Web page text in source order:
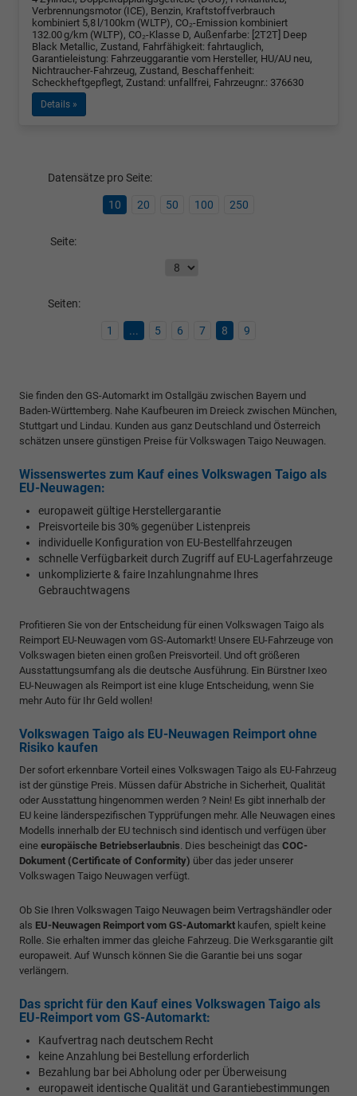
Verbrennungsmotor (ICE), Benzin, Kraftstoffverbrauch
kombiniert 5,8 l/100km (WLTP), CO₂-Emission kombiniert
132.00 g/km (WLTP), CO₂-Klasse D, Außenfarbe: [2T2T] Deep
Black Metallic, Zustand, Fahrfähigkeit: fahrtauglich,
Garantieleistung: Fahrzeuggarantie vom Hersteller, HU/AU neu,
Nichtraucher-Fahrzeug, Zustand, Beschaffenheit:
Scheckheftgepflegt, Zustand: unfallfrei, Fahrzeugnr.: 376630
Details »
Datensätze pro Seite:
10 20 50 100 250
Seite:
Seiten:
1 ... 5 6 7 8 9
Sie finden den GS-Automarkt im Ostallgäu zwischen Bayern und
Baden-Württemberg. Nahe Kaufbeuren im Dreieck zwischen München,
Stuttgart und Lindau. Kunden aus ganz Deutschland und Österreich
schätzen unsere günstigen Preise für Volkswagen Taigo Neuwagen.
Wissenswertes zum Kauf eines Volkswagen Taigo als
EU-Neuwagen:
europaweit gültige Herstellergarantie
Preisvorteile bis 30% gegenüber Listenpreis
individuelle Konfiguration von EU-Bestellfahrzeugen
schnelle Verfügbarkeit durch Zugriff auf EU-Lagerfahrzeuge
unkomplizierte & faire Inzahlungnahme Ihres
Gebrauchtwagens
Profitieren Sie von der Entscheidung für einen Volkswagen Taigo als
Reimport EU-Neuwagen vom GS-Automarkt! Unsere EU-Fahrzeuge von
Volkswagen bieten einen großen Preisvorteil. Und oft größeren
Ausstattungsumfang als die deutsche Ausführung. Ein Bürstner Ixeo
EU-Neuwagen als Reimport ist eine kluge Entscheidung, wenn Sie
mehr Auto für Ihr Geld wollen!
Volkswagen Taigo als EU-Neuwagen Reimport ohne
Risiko kaufen
Der sofort erkennbare Vorteil eines Volkswagen Taigo als EU-Fahrzeug
ist der günstige Preis. Müssen dafür Abstriche in Sicherheit, Qualität
oder Ausstattung hingenommen werden ? Nein! Es gibt innerhalb der
EU keine länderspezifischen Typprüfungen mehr. Alle Neuwagen eines
Modells innerhalb der EU technisch sind identisch und verfügen über
eine europäische Betriebserlaubnis . Dies bescheinigt das COC-
Dokument (Certificate of Conformity) über das jeder unserer
Volkswagen Taigo Neuwagen verfügt.
Ob Sie Ihren Volkswagen Taigo Neuwagen beim Vertragshändler oder
als EU-Neuwagen Reimport vom GS-Automarkt kaufen, spielt keine
Rolle. Sie erhalten immer das gleiche Fahrzeug. Die Werksgarantie gilt
europaweit. Auf Wunsch können Sie die Garantie bei uns sogar
verlängern.
Das spricht für den Kauf eines Volkswagen Taigo als
EU-Reimport vom GS-Automarkt:
Kaufvertrag nach deutschem Recht
keine Anzahlung bei Bestellung erforderlich
Bezahlung bar bei Abholung oder per Überweisung
europaweit identische Qualität und Garantiebestimmungen